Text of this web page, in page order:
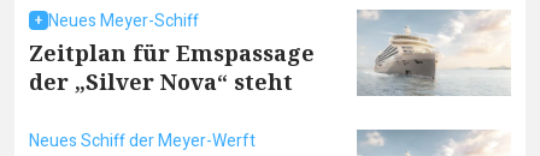
Neues Meyer-Schiff
Zeitplan für Emspassage
der „Silver Nova“ steht
Neues Schiff der Meyer-Werft